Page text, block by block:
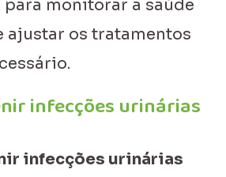
monitorar a saúde
ajustar os tratamentos
infecções urinárias
infecções urinárias